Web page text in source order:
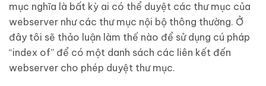
mục nghĩa là bất kỳ ai có thể duyệt các thư mục của
webserver như các thư mục nội bộ thông thường. Ở
đây tôi sẽ thảo luận làm thế nào để sử dụng cú pháp
“index of” để có một danh sách các liên kết đến
webserver cho phép duyệt thư mục.